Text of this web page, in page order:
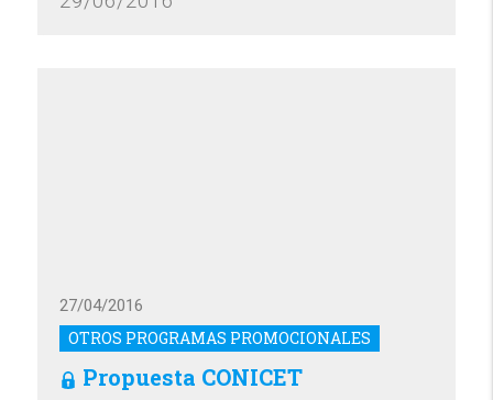
OTROS PROGRAMAS PROMOCIONALES
27/04/2016
Propuesta CONICET